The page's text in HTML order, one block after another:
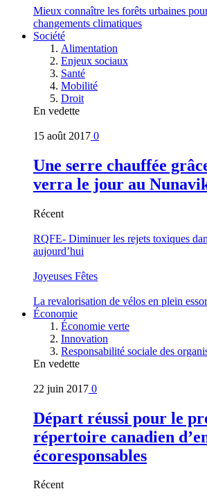
Mieux connaître les forêts urbaines
changements climatiques
Société
Alimentation
Enjeux sociaux
Santé
Mobilité
Droit
En vedette
15 août 2017 0
Une serre chauffée
verra le jour au
Récent
RQFE- Diminuer les rejets toxiques
aujourd’hui
Joyeuses Fêtes
La revalorisation de vélos en plein
Économie
Économie verte
Innovation
Responsabilité sociale des
En vedette
22 juin 2017 0
Départ réussi pour le
répertoire canadien
écoresponsables
Récent